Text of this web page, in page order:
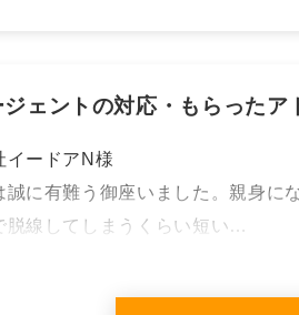
ジェントの対応・もらったア
イードアN様
誠に有難う御座いました。親身に
脱線してしまうくらい短い…